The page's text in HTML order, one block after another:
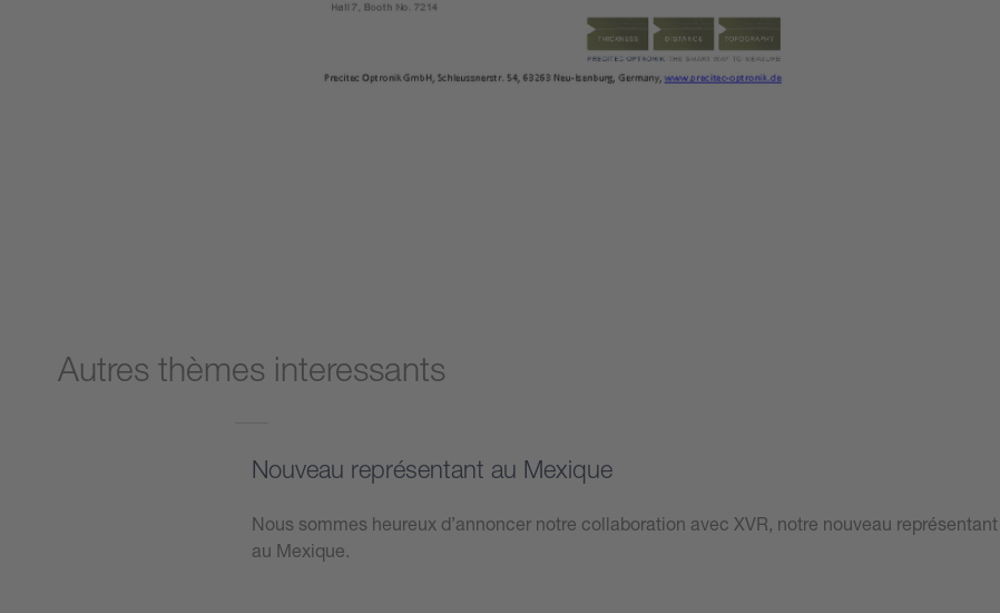
Autres thèmes interessants
Nouveau représentant au Mexique
Nous sommes heureux d’annoncer notre collaboration avec XVR, notre nouveau représentant
au Mexique.